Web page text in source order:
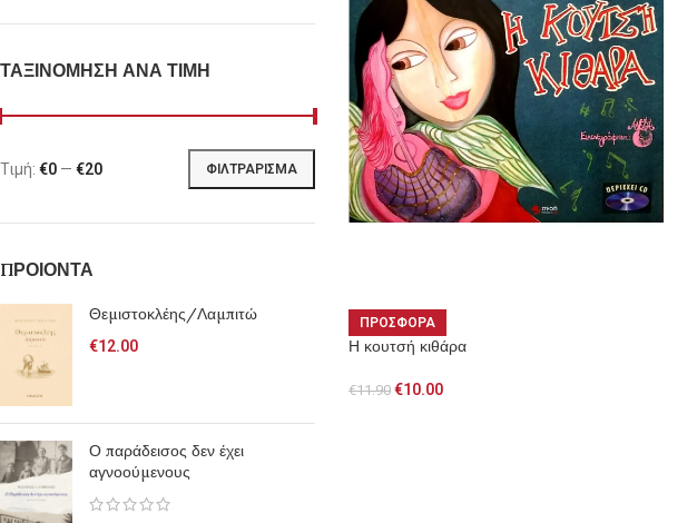
ΤΑΞΙΝΟΜΗΣΗ ΑΝΑ ΤΙΜΗ
ΦΙΛΤΡΆΡΙΣΜΑ
Τιμή: €0 — €20
ΠΡΟΙΟΝΤΑ
Θεμιστοκλέης/Λαμπιτώ
€12.00
Ο παράδεισος δεν έχει
αγνοούμενους
ΠΡΟΣΦΟΡΑ
Η κουτσή κιθάρα
€11.90 €10.00